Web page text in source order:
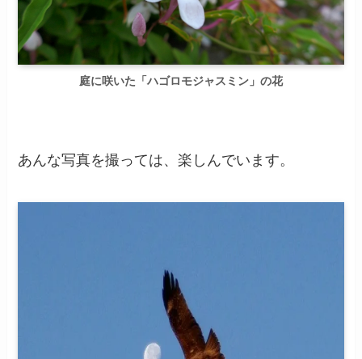
庭に咲いた「ハゴロモジャスミン」の花
あんな写真を撮っては、楽しんでいます。